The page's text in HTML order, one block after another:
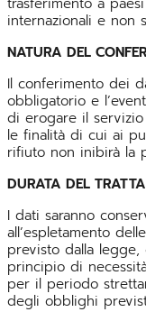
internazionali e non
NATURA DEL
Il conferimento dei
obbligatorio e
di erogare il
le finalità di cui ai
rifiuto non inibirà la
DURATA DEL
I dati saranno
all’espletamento
previsto dalla
principio di
per il periodo
degli obblighi